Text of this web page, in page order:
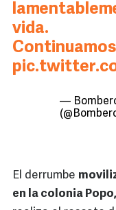
vida.
—
El derrumbe
en la colonia